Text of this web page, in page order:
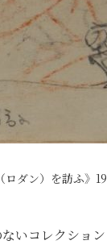
ダン）を訪ふ》
いコレクショ